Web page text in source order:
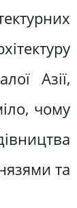
Азії,
чому
та